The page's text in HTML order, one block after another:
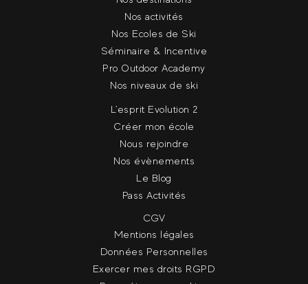
Nos activités
Nos Ecoles de Ski
Séminaire & Incentive
Pro Outdoor Academy
Nos niveaux de ski
L'esprit Evolution 2
Créer mon école
Nous rejoindre
Nos évènements
Le Blog
Pass Activités
CGV
Mentions légales
Données Personnelles
Exercer mes droits RGPD